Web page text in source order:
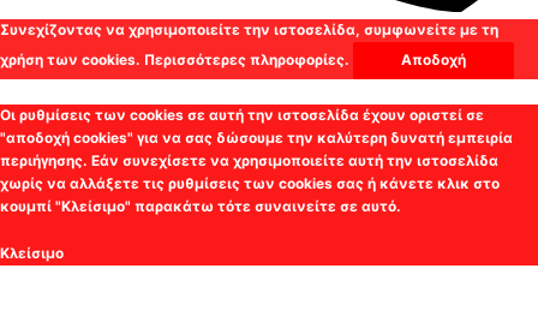
Συνεχίζοντας να χρησιμοποιείτε την ιστοσελίδα, συμφωνείτε με τη
χρήση των cookies. Περισσότερες πληροφορίες. Αποδοχή
Οι ρυθμίσεις των cookies σε αυτή την ιστοσελίδα έχουν οριστεί σε
"αποδοχή cookies" για να σας δώσουμε την καλύτερη δυνατή εμπειρία
περιήγησης. Εάν συνεχίσετε να χρησιμοποιείτε αυτή την ιστοσελίδα
χωρίς να αλλάξετε τις ρυθμίσεις των cookies σας ή κάνετε κλικ στο
κουμπί "Κλείσιμο" παρακάτω τότε συναινείτε σε αυτό.
Κλείσιμο